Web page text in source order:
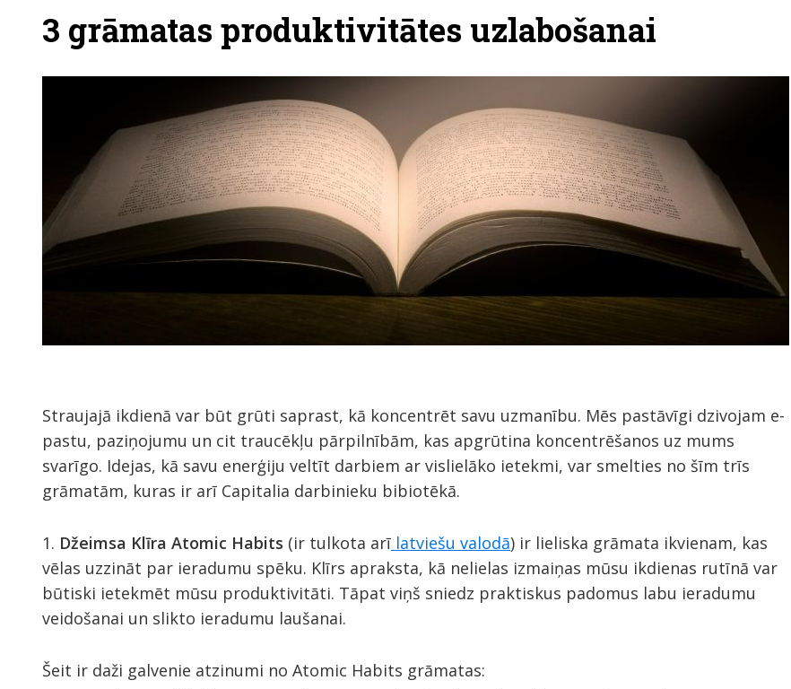
3 grāmatas produktivitātes uzlabošanai
Straujajā ikdienā var būt grūti saprast, kā koncentrēt savu uzmanību. Mēs pastāvīgi dzivojam e-
pastu, paziņojumu un cit traucēkļu pārpilnībām, kas apgrūtina koncentrēšanos uz mums
svarīgo. Idejas, kā savu enerģiju veltīt darbiem ar vislielāko ietekmi, var smelties no šīm trīs
grāmatām, kuras ir arī Capitalia darbinieku bibiotēkā.
1. Džeimsa Klīra Atomic Habits (ir tulkota arī latviešu valodā) ir lieliska grāmata ikvienam, kas
vēlas uzzināt par ieradumu spēku. Klīrs apraksta, kā nelielas izmaiņas mūsu ikdienas rutīnā var
būtiski ietekmēt mūsu produktivitāti. Tāpat viņš sniedz praktiskus padomus labu ieradumu
veidošanai un slikto ieradumu laušanai.
Šeit ir daži galvenie atzinumi no Atomic Habits grāmatas: